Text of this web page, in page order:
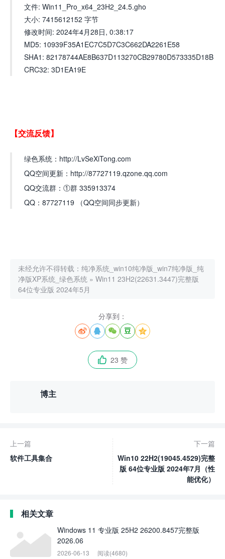
文件: Win11_Pro_x64_23H2_24.5.gho
大小: 7415612152 字节
修改时间: 2024年4月28日, 0:38:17
MD5: 10939F35A1EC7C5D7C3C662DA2261E58
SHA1: 82178744AE8B637D113270CB29780D573335D18B
CRC32: 3D1EA19E
【交流反馈】
绿色系统：http://LvSeXiTong.com
QQ空间更新：http://87727119.qzone.qq.com
QQ交流群：①群 335913374
QQ：87727119 （QQ空间同步更新）
未经允许不得转载： 纯净系统_win10纯净版_win7纯净版_纯
净版XP系统_绿色系统 » Win11 23H2(22631.3447)完整版
64位专业版 2024年5月
分享到：
    
 23 赞
博主
上一篇
软件工具集合
下一篇
Win10 22H2(19045.4529)完整
版 64位专业版 2024年7月（性
能优化）
相关文章
Windows 11 专业版 25H2 26200.8457完整版
2026.06
2026-06-13 阅读(4680)